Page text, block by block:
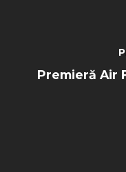
Premieră Air